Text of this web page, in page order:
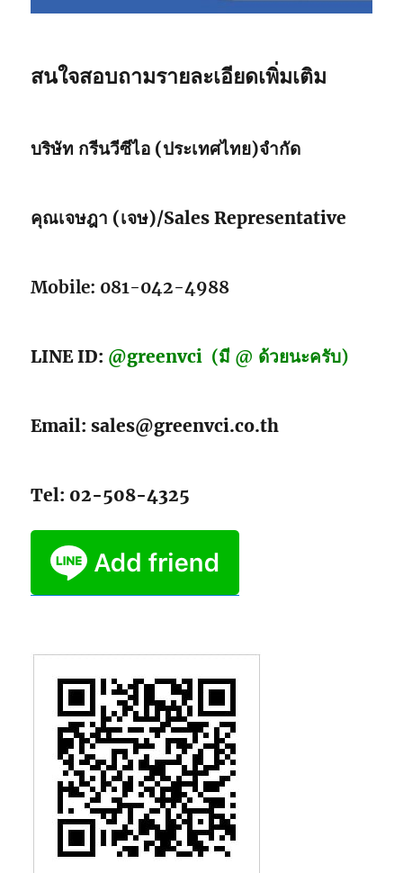
สนใจสอบถามรายละเอียดเพิ่มเติม
บริษัท กรีนวีซีไอ (ประเทศไทย)จำกัด
คุณเจษฎา (เจษ)/Sales Representative
Mobile: 081-042-4988
LINE ID: @greenvci (มี @ ด้วยนะครับ)
Email: sales@greenvci.co.th
Tel: 02-508-4325